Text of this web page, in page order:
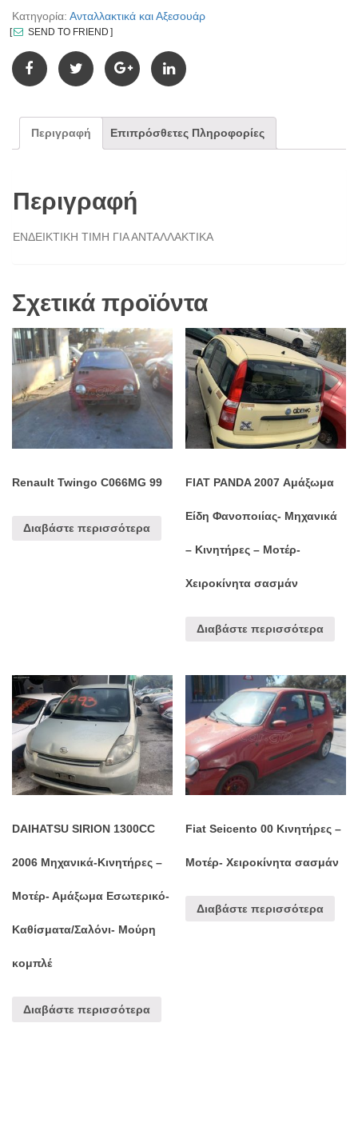
Κατηγορία: Ανταλλακτικά και Αξεσουάρ
SEND TO FRIEND
Περιγραφή Επιπρόσθετες Πληροφορίες
Περιγραφή
ΕΝΔΕΙΚΤΙΚΗ ΤΙΜΗ ΓΙΑ ΑΝΤΑΛΛΑΚΤΙΚΑ
Σχετικά προϊόντα
Renault Twingo C066MG 99
Διαβάστε περισσότερα
FIAT PANDA 2007 Αμάξωμα
Είδη Φανοποιίας- Μηχανικά
– Κινητήρες – Μοτέρ-
Χειροκίνητα σασμάν
Διαβάστε περισσότερα
DAIHATSU SIRION 1300CC
2006 Μηχανικά-Κινητήρες –
Μοτέρ- Αμάξωμα Εσωτερικό-
Καθίσματα/Σαλόνι- Μούρη
κομπλέ
Διαβάστε περισσότερα
Fiat Seicento 00 Κινητήρες –
Μοτέρ- Χειροκίνητα σασμάν
Διαβάστε περισσότερα